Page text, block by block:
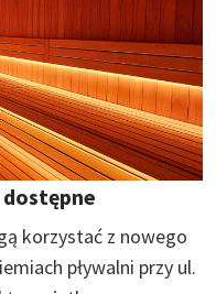
korzystać z nowego
pływalni przy ul.